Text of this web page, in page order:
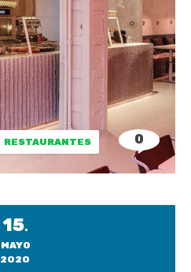
RESTAURANTES 0
15.
MAYO
2020